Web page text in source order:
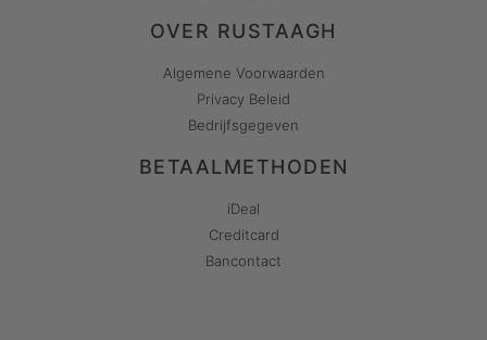
OVER RUSTAAGH
Algemene Voorwaarden
Privacy Beleid
Bedrijfsgegeven
BETAALMETHODEN
iDeal
Creditcard
Bancontact